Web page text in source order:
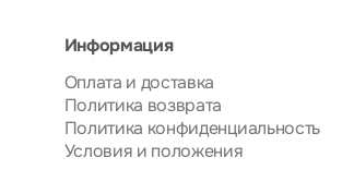
Информация
Оплата и доставка
Политика возврата
Политика конфиденциальность
Условия и положения